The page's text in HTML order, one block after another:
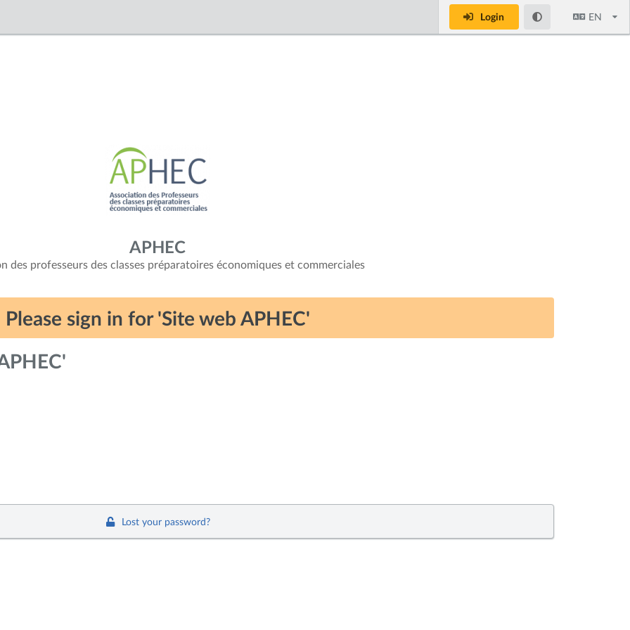
Login
EN
APHEC
des professeurs des classes préparatoires économiques et commerciales
Please sign in for 'Site web APHEC'
Lost your password?